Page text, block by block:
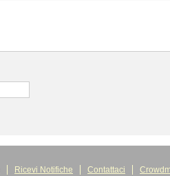
Ricevi Notifiche Contattaci